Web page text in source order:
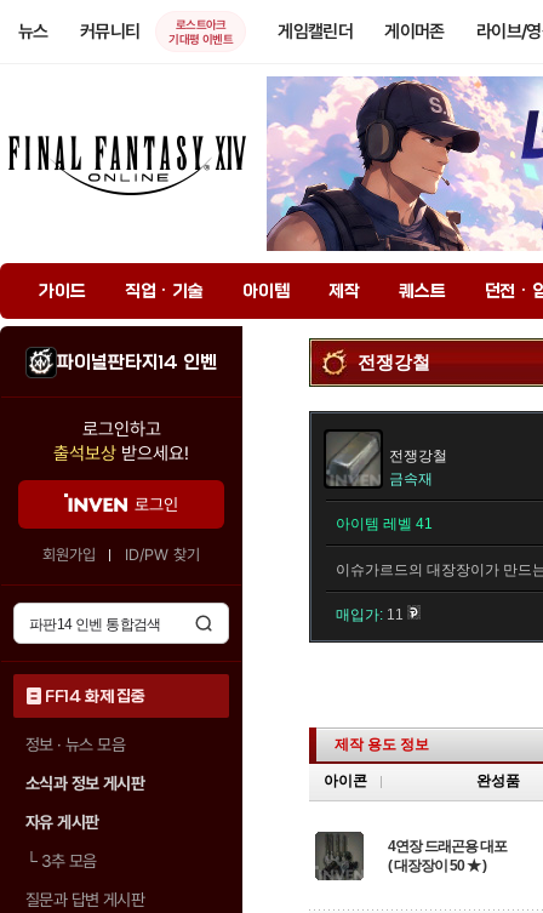
뉴스 커뮤니티
로스트아크
기대평 이벤트
게임캘린더 게이머존 라이브/
가이드 직업 · 기술 아이템 제작 퀘스트 던전 ·
파이널판타지14 인벤
로그인하고
출석보상 받으세요!
로그인
회원가입 ID/PW 찾기
FF14 화제 집중
정보 · 뉴스 모음
소식과 정보 게시판
자유 게시판
└3추 모음
질문과 답변 게시판
전쟁강철
전쟁강철
금속재
아이템 레벨 41
이슈가르드의 대장장이가 만드
매입가: 11
제작 용도 정보
아이콘 완성품
4연장 드래곤용 대포
( 대장장이 50 ★ )